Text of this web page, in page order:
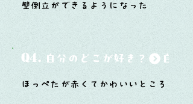
壁倒立ができるようになった
Q4. 自分のどこが好き？
ほっぺたが赤くてかわいいところ